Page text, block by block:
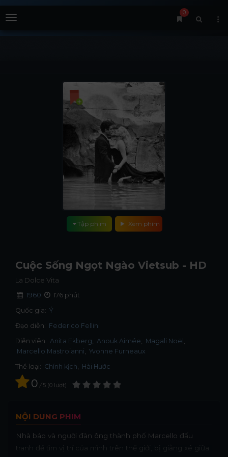
Menu
0
Xem phim
Tập phim
Cuộc Sống Ngọt Ngào Vietsub - HD
La Dolce Vita
1960
176 phút
Quốc gia: Ý
Đạo diễn: Federico Fellini
Diễn viên: Anita Ekberg Anouk Aimée
Magali Noël
Marcello Mastroianni
Yvonne Furneaux
Thể loại: Chính kịch, Hài Hước
0 / 5 0 lượt
NỘI DUNG PHIM
Nhà báo và người đàn ông thành phố Marcello đấu
tranh để tìm vị trí của mình trên thế giới, bị giằng xé giữa